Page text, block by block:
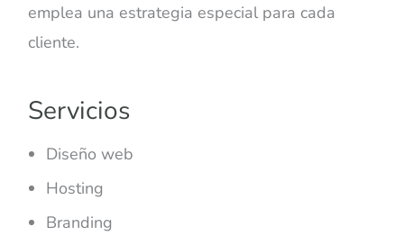
emplea una estrategia especial para cada
cliente.
Servicios
Diseño web
Hosting
Branding